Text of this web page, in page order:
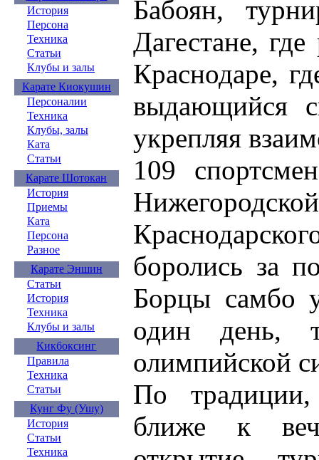
История
Персона
Техника
Статьи
Клубы и залы
Карате Киокушин
Персоналии
Техника
Клубы, залы
Ката
Статьи
Карате Шотокан
История
Приемы
Ката
Персона
Разное
Карате Эншин
Статьи
История
Техника
Клубы и залы
Кикбоксинг
Правила
Техника
Статьи
Кунг Фу (Ушу)
История
Статьи
Техника
Бабоян,
Дагестане,
Краснодаре,
выдающийся
укрепляя
109
боролись за
Борцы самбо
один день,
олимпийской
По традиции,
ближе к